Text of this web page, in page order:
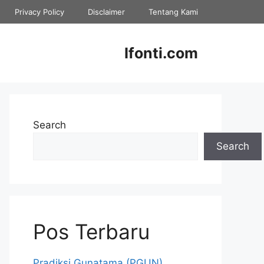
Privacy Policy Disclaimer Tentang Kami
Ifonti.com
Search
Search
Pos Terbaru